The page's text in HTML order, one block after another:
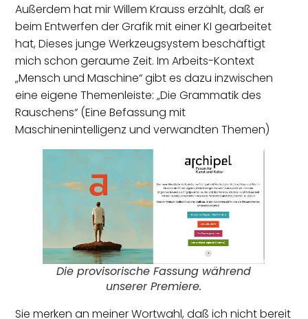
Außerdem hat mir Willem Krauss erzählt, daß er
beim Entwerfen der Grafik mit einer KI gearbeitet
hat, Dieses junge Werkzeugsystem beschäftigt
mich schon geraume Zeit. Im Arbeits-Kontext
„Mensch und Maschine“ gibt es dazu inzwischen
eine eigene Themenleiste: „Die Grammatik des
Rauschens“ (Eine Befassung mit
Maschinenintelligenz und verwandten Themen)
Die provisorische Fassung während
unserer Premiere.
Sie merken an meiner Wortwahl, daß ich nicht bereit